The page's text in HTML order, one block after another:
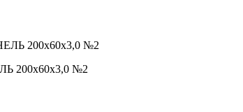
200х60х3,0 №2